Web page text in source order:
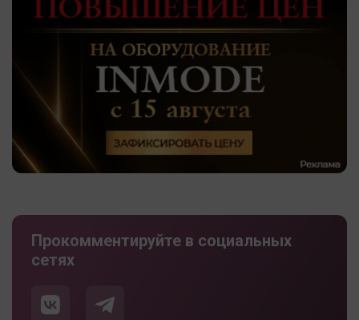
Прокомментируйте в социальных
сетях